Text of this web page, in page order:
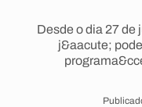
Desde o dia 27
j&aacute;